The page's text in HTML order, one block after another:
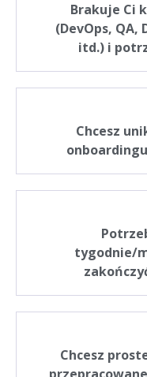
Brakuje Ci
(DevOps, QA,
itd.) i
Chcesz
tygodnie/
Chcesz